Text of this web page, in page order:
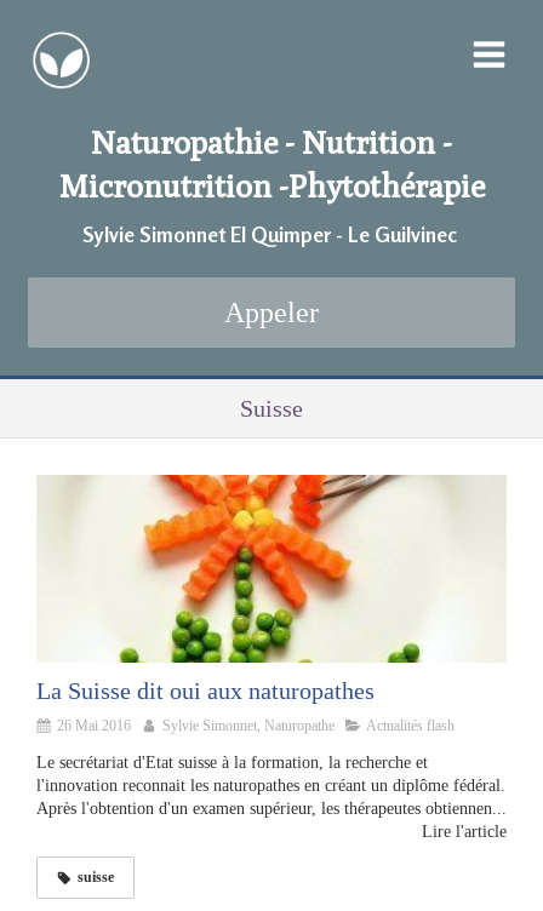
Naturopathie - Nutrition -
Micronutrition -Phytothérapie
Sylvie Simonnet EI Quimper - Le Guilvinec
Appeler
Suisse
La Suisse dit oui aux naturopathes
26 Mai 2016 Sylvie Simonnet, Naturopathe Actualités flash
Le secrétariat d'Etat suisse à la formation, la recherche et
l'innovation reconnait les naturopathes en créant un diplôme fédéral.
Après l'obtention d'un examen supérieur, les thérapeutes obtiennen...
Lire l'article
suisse